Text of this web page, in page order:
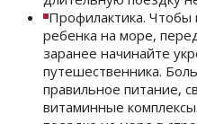
Профилактика. Чтобы
ребенка на море,
заранее начинайте
путешественника.
правильное питание,
витаминные